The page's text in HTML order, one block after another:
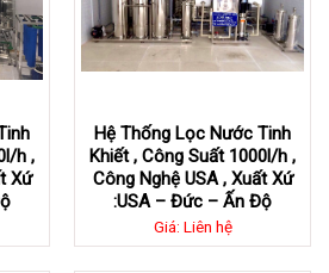
h ,
Xứ
Hệ Thống Lọc Nước Tinh
Khiết , Công Suất 1000l/h ,
Công Nghệ USA , Xuất Xứ
:USA – Đức – Ấn Độ
Giá: Liên hệ